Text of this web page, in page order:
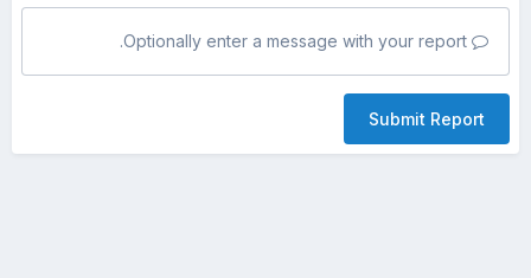
Submit Report